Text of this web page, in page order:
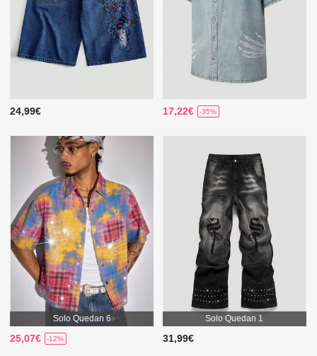
24,99€ 17,22€ -35%
Solo Quedan 6
25,07€ -12%
Solo Quedan 1
31,99€